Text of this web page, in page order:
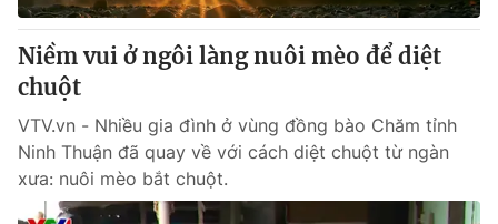
Niềm vui ở ngôi làng nuôi mèo để diệt
chuột
VTV.vn - Nhiều gia đình ở vùng đồng bào Chăm tỉnh
Ninh Thuận đã quay về với cách diệt chuột từ ngàn
xưa: nuôi mèo bắt chuột.